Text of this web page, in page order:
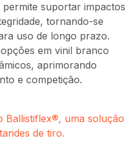
suportar impactos
tornando-se
uso de longo prazo.
em vinil branco
aprimorando
e competição.
uma solução
de tiro.